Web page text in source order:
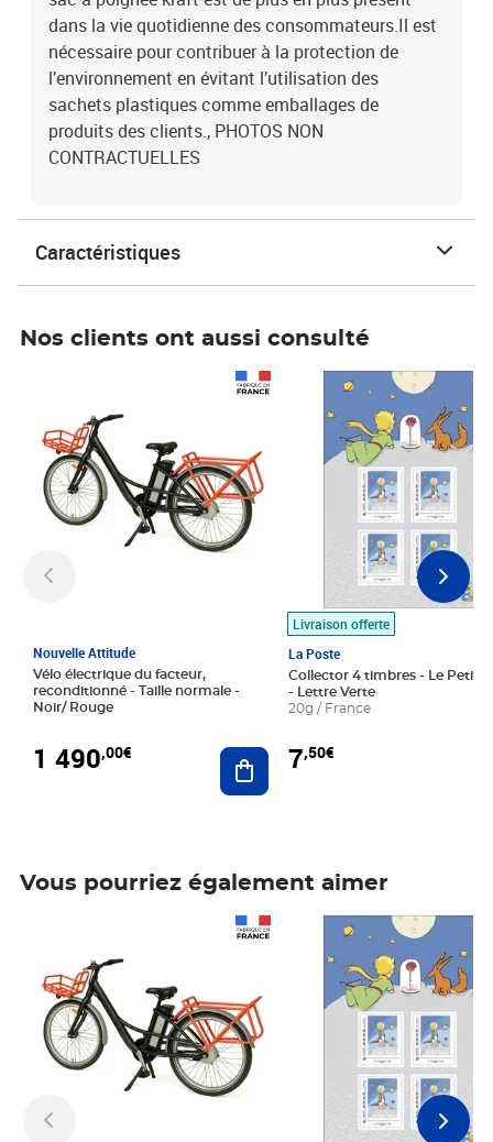
dans la vie quotidienne des consommateurs.Il est
nécessaire pour contribuer à la protection de
l’environnement en évitant l’utilisation des
sachets plastiques comme emballages de
produits des clients., PHOTOS NON
CONTRACTUELLES
Caractéristiques
Nos clients ont aussi consulté
Nouvelle Attitude
Vélo électrique du facteur,
reconditionné - Taille normale -
Noir/ Rouge
1 490,00€ Ajouter au panier
Livraison offerte
La Poste
Collector 4 timbres - Le Petit
- Lettre Verte
20g / France
7,50€
Prix 7,50€
Vous pourriez également aimer
Prix 7,50€